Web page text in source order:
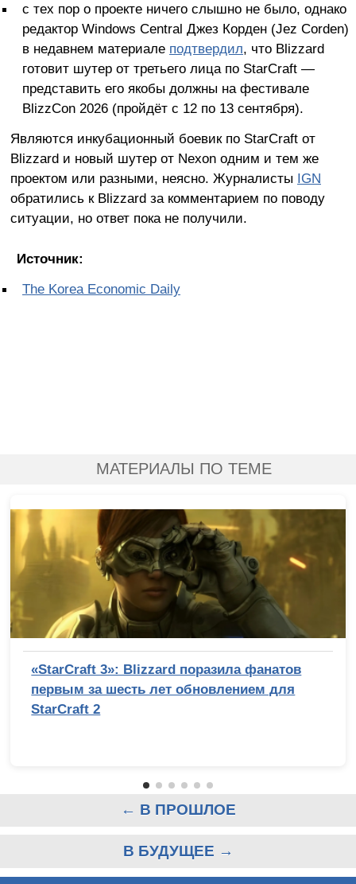
с тех пор о проекте ничего слышно не было, однако
редактор Windows Central Джез Корден (Jez Corden)
в недавнем материале подтвердил, что Blizzard
готовит шутер от третьего лица по StarCraft —
представить его якобы должны на фестивале
BlizzCon 2026 (пройдёт с 12 по 13 сентября).
Являются инкубационный боевик по StarCraft от
Blizzard и новый шутер от Nexon одним и тем же
проектом или разными, неясно. Журналисты IGN
обратились к Blizzard за комментарием по поводу
ситуации, но ответ пока не получили.
Источник:
The Korea Economic Daily
МАТЕРИАЛЫ ПО ТЕМЕ
«StarCraft 3»: Blizzard поразила фанатов
первым за шесть лет обновлением для
StarCraft 2
← В ПРОШЛОЕ
В БУДУЩЕЕ →